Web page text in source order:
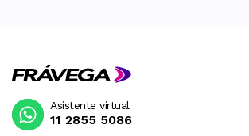
Asistente virtual
11 2855 5086